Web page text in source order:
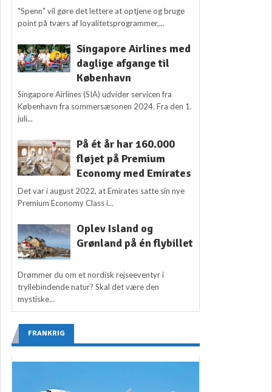
"Spenn" vil gøre det lettere at optjene og bruge
point på tværs af loyalitetsprogrammer,...
Singapore Airlines med
daglige afgange til
København
Singapore Airlines (SIA) udvider servicen fra
København fra sommersæsonen 2024. Fra den 1.
juli...
På ét år har 160.000
fløjet på Premium
Economy med Emirates
Det var i august 2022, at Emirates satte sin nye
Premium Economy Class i...
Oplev Island og
Grønland på én flybillet
Drømmer du om et nordisk rejseeventyr i
tryllebindende natur? Skal det være den
mystiske...
FRANKRIG